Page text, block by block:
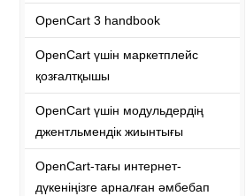
OpenCart 3 handbook
OpenCart үшін маркетплейс
қозғалтқышы
OpenCart үшін модульдердің
джентльмендік жиынтығы
OpenCart-тағы интернет-
дүкеніңізге арналған әмбебап